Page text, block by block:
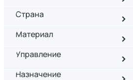
Страна
Материал
Управление
Назначение